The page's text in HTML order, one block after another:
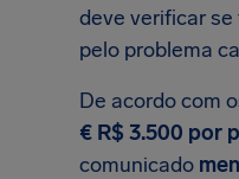
deve verificar
pelo problema
De acordo com
€ R$ 3.500 por
comunicado